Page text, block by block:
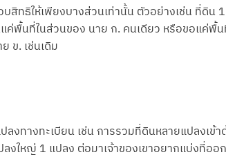
ทธิให้เพียงบางส่วนเท่านั้น ตัวอย่างเช่น ที่ดิน
แค่พื้นที่ในส่วนของ นาย ก. คนเดียว หรือขอแค่พื้
ข. เช่นเดิม
งทางทะเบียน เช่น การรวมที่ดินหลายแปลงเข้
งใหญ่ 1 แปลง ต่อมาเจ้าของเขาอยากแบ่งที่ออ